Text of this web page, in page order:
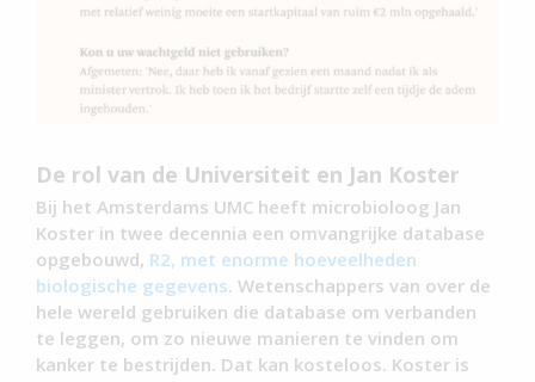
De rol van de Universiteit en Jan Koster
Bij het Amsterdams UMC heeft microbioloog Jan
Koster in twee decennia een omvangrijke database
opgebouwd, R2, met enorme hoeveelheden
biologische gegevens. Wetenschappers van over de
hele wereld gebruiken die database om verbanden
te leggen, om zo nieuwe manieren te vinden om
kanker te bestrijden. Dat kan kosteloos. Koster is